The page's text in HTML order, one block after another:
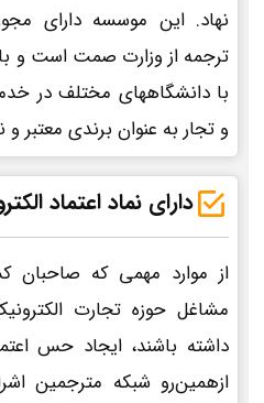
نهاد. این موسسه دارای
ترجمه از وزارت صمت است و
با دانشگاههای مختلف در
و تجار به عنوان برندی معتبر
دارای نماد اعتماد
از موارد مهمی که
مشاغل حوزه تجارت
داشته باشند، ایجاد حس
ازهمین‌رو شبکه مترجمین